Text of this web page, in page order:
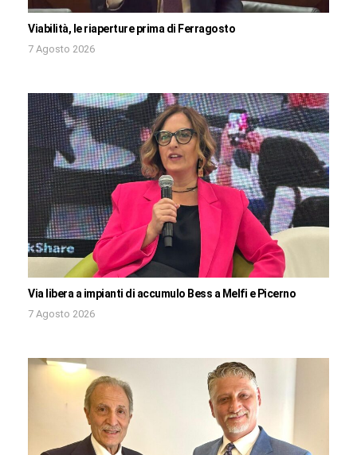
Viabilità, le riaperture prima di Ferragosto
7 Agosto 2026
Via libera a impianti di accumulo Bess a Melfi e Picerno
7 Agosto 2026